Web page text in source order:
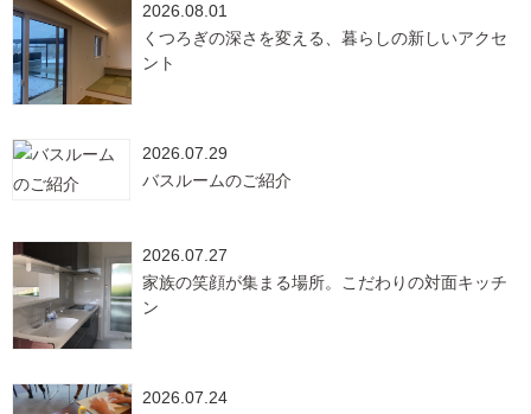
2026.08.01
くつろぎの深さを変える、暮らしの新しいアクセ
ント
2026.07.29
バスルームのご紹介
2026.07.27
家族の笑顔が集まる場所。こだわりの対面キッチ
ン
2026.07.24